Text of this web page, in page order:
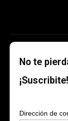
No te
¡Suscribite!
Dirección de